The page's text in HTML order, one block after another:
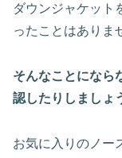
ダウンジャケット
ったことはありま
そんなことになら
認したりしましょ
お気に入りのノー